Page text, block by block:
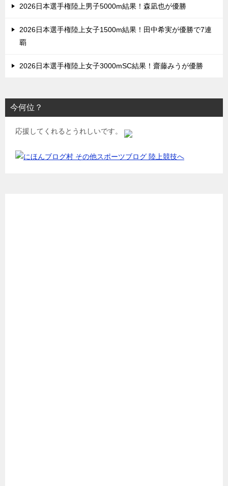
2026日本選手権陸上男子5000m結果！森凪也が優勝
2026日本選手権陸上女子1500m結果！田中希実が優勝で7連
覇
2026日本選手権陸上女子3000mSC結果！齋藤みうが優勝
今何位？
応援してくれるとうれしいです。